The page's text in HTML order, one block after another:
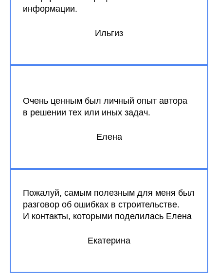
информации.
Ильгиз
Очень ценным был личный опыт автора
в решении тех или иных задач.
Елена
Пожалуй, самым полезным для меня был
разговор об ошибках в строительстве.
И контакты, которыми поделилась Елена
Екатерина